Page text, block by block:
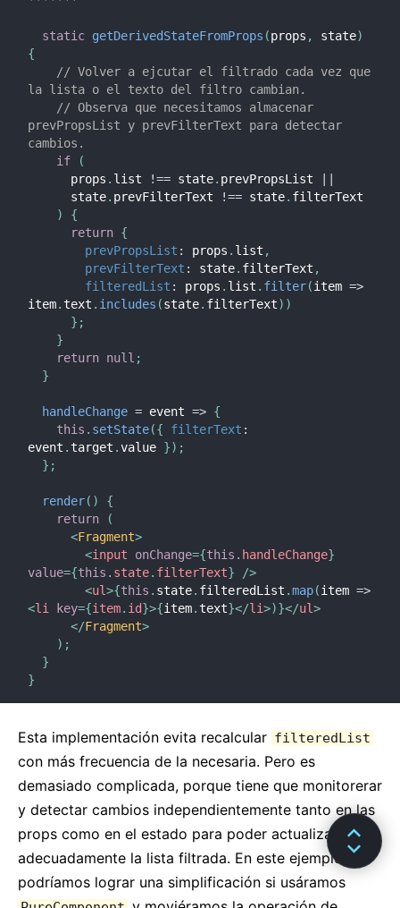
static getDerivedStateFromProps (props , state)
{
// Volver a ejcutar el filtrado cada vez que
la lista o el texto del filtro cambian.
// Observa que necesitamos almacenar
prevPropsList y prevFilterText para detectar
cambios.
if
(
      props
. list !== state. prevPropsList
      state
. prevFilterText !== state. filterText
)
{
return {
prevPropsList : props . list ,
prevFilterText : state. filterText ,
filteredList : props . list . filter(item =>
item. text . includes (state. filterText) )
} ;
}
return null ;
}
handleChange = event => {
this . setState({ filterText :
event . target .value }) ;
} ;
render( )
{
return
(
<Fragment>
<input onChange={this . handleChange}
value={this . state. filterText}
/>
<ul>{this . state. filteredList .map(item =>
<li key={item. id}>{item. text}</li>)}</ul>
</Fragment>
) ;
}
}
Esta implementación evita recalcular filteredList
con más frecuencia de la necesaria. Pero es
demasiado complicada, porque tiene que monitorerar
y detectar cambios independientemente tanto en las
props como en el estado para poder actualizar
adecuadamente la lista filtrada. En este ejemplo,
podríamos lograr una simplificación si usáramos